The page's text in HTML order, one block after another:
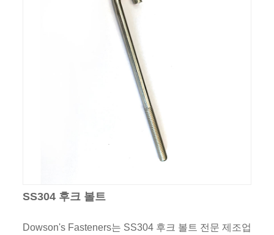
SS304 후크 볼트
Dowson's Fasteners는 SS304 후크 볼트 전문 제조업